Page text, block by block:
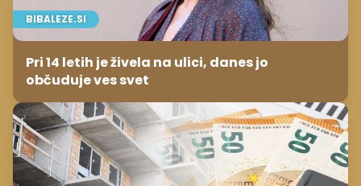
BIBALEZE.SI
Pri 14 letih je živela na ulici, danes jo
občuduje ves svet